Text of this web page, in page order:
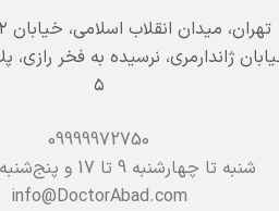
۵
09999972750
شنبه تا چهارشنبه 9 تا 17 و پنج‌شنبه‌ 9 تا 13
info@DoctorAbad.com